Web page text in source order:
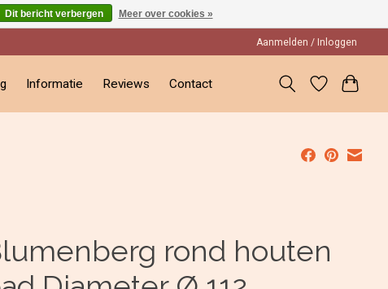
Aanmelden / Inloggen
Informatie Reviews Contact
rond houten
Dit bericht verbergen Meer over cookies »